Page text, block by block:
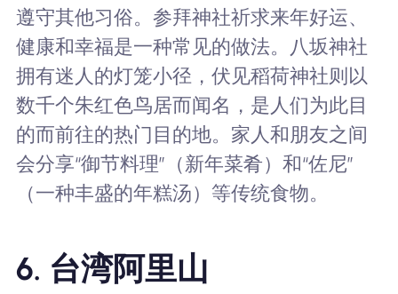
遵守其他习俗。参拜神社祈求来年好运、
健康和幸福是一种常见的做法。八坂神社
拥有迷人的灯笼小径，伏见稻荷神社则以
数千个朱红色鸟居而闻名，是人们为此目
的而前往的热门目的地。家人和朋友之间
会分享“御节料理”（新年菜肴）和“佐尼”
（一种丰盛的年糕汤）等传统食物。
6. 台湾阿里山